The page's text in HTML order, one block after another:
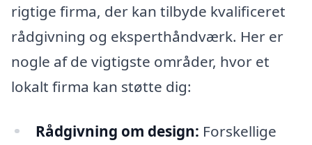
rigtige firma, der kan tilbyde kvalificeret
rådgivning og eksperthåndværk. Her er
nogle af de vigtigste områder, hvor et
lokalt firma kan støtte dig:
Rådgivning om design: Forskellige